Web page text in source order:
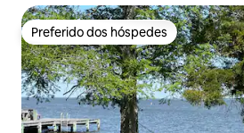
Preferido dos hóspedes
Preferido dos hóspedes